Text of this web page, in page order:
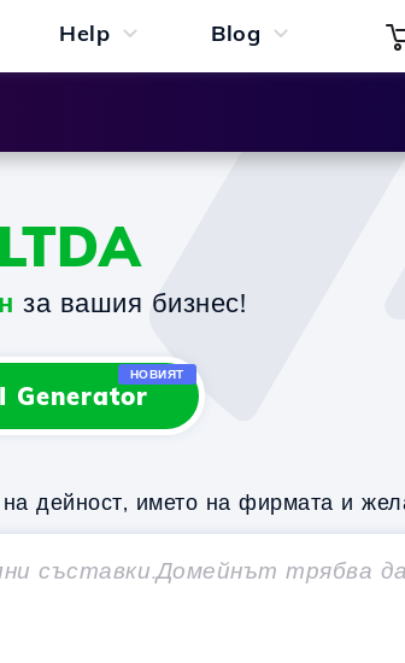
Help Blog
за вашия бизнес!
Generator
НОВИЯТ
дейност, името на фирмата и